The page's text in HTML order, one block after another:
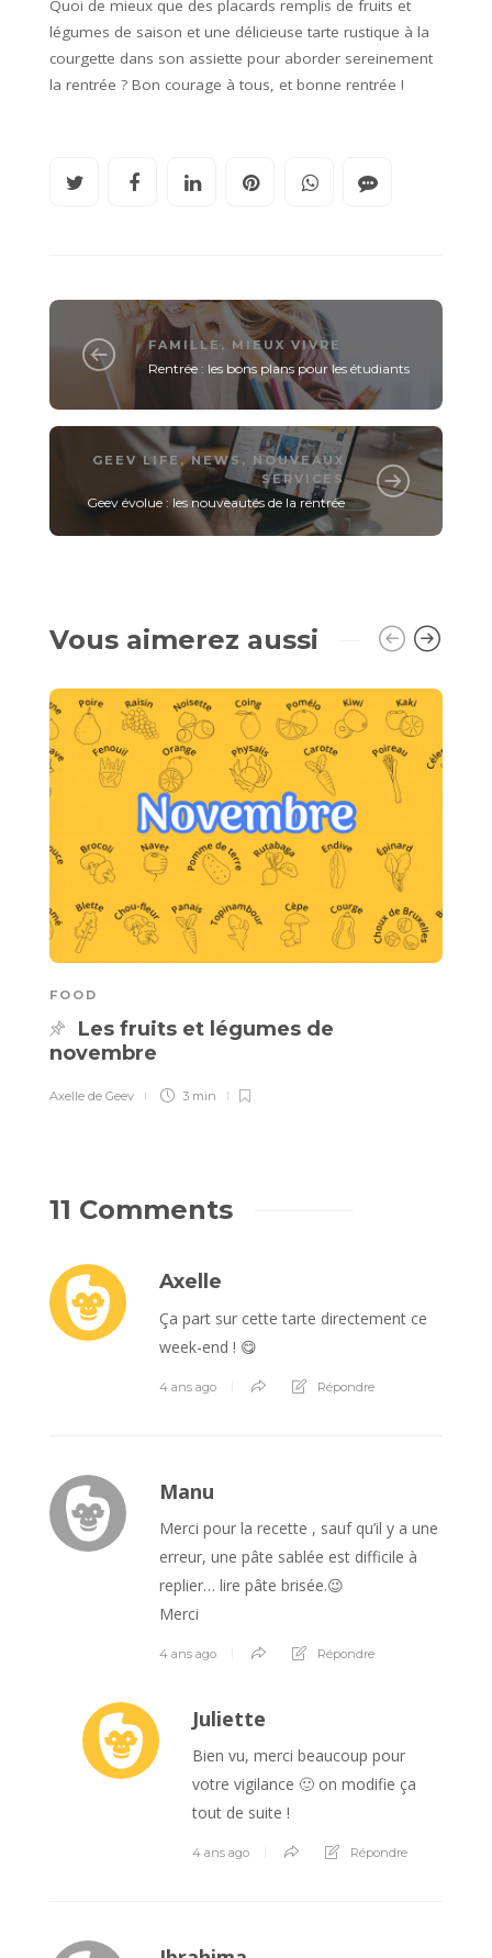
Quoi de mieux que des placards remplis de fruits et
légumes de saison et une délicieuse tarte rustique à la
courgette dans son assiette pour aborder sereinement
la rentrée ? Bon courage à tous, et bonne rentrée !
FAMILLE, MIEUX VIVRE
Rentrée : les bons plans pour les étudiants
GEEV LIFE,NEWS , NOUVEAUX
SERVICES
Geev évolue : les nouveautés de la rentrée
Vous aimerez aussi
FOOD
Les fruits et légumes de
novembre
Axelle de Geev 3 min
11 Comments
Axelle
Ça part sur cette tarte directement ce
week-end ! 😋
4 ans ago Répondre
Manu
Merci pour la recette , sauf qu’il y a une
erreur, une pâte sablée est difficile à
replier… lire pâte brisée.😉
Merci
4 ans ago Répondre
Juliette
Bien vu, merci beaucoup pour
votre vigilance 🙂 on modifie ça
tout de suite !
4 ans ago Répondre